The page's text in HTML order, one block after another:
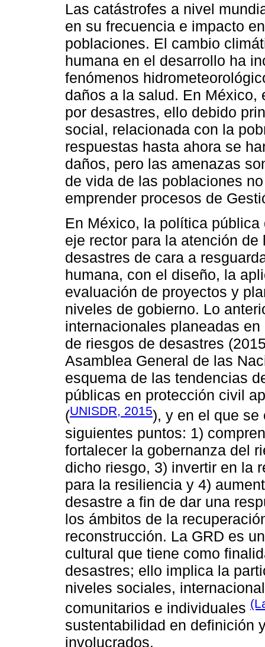
Las catástrofes a nivel
en su frecuencia e impacto
poblaciones. El cambio
humana en el desarrollo ha
fenómenos
daños a la salud. En México,
por desastres, ello debido
social, relacionada con la
respuestas hasta ahora se
daños, pero las amenazas
de vida de las poblaciones
emprender procesos de
En México, la política
eje rector para la atención
desastres de cara a
humana, con el diseño, la
evaluación de proyectos y
niveles de gobierno. Lo
internacionales planeadas
de riesgos de desastres
Asamblea General de las
esquema de las tendencias
públicas en protección civil
(UNISDR, 2015), y en el que se
siguientes puntos: 1)
fortalecer la gobernanza del
dicho riesgo, 3) invertir en la
para la resiliencia y 4)
desastre a fin de dar una
los ámbitos de la
reconstrucción. La GRD es
cultural que tiene como
desastres; ello implica la
niveles sociales,
comunitarios e individuales
sustentabilidad en definición
involucrados.